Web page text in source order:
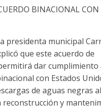
BINACIONAL CON
presidenta municipal
que este acuerdo de
dar cumplimiento
con Estados
de aguas negras
reconstrucción y